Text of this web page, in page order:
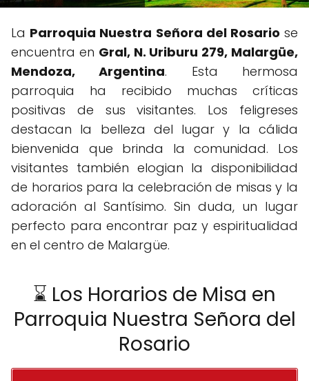
La Parroquia Nuestra Señora del Rosario se
encuentra en Gral, N. Uriburu 279, Malargüe,
Mendoza, Argentina. Esta hermosa
parroquia ha recibido muchas críticas
positivas de sus visitantes. Los feligreses
destacan la belleza del lugar y la cálida
bienvenida que brinda la comunidad. Los
visitantes también elogian la disponibilidad
de horarios para la celebración de misas y la
adoración al Santísimo. Sin duda, un lugar
perfecto para encontrar paz y espiritualidad
en el centro de Malargüe.
⌛ Los Horarios de Misa en
Parroquia Nuestra Señora del
Rosario